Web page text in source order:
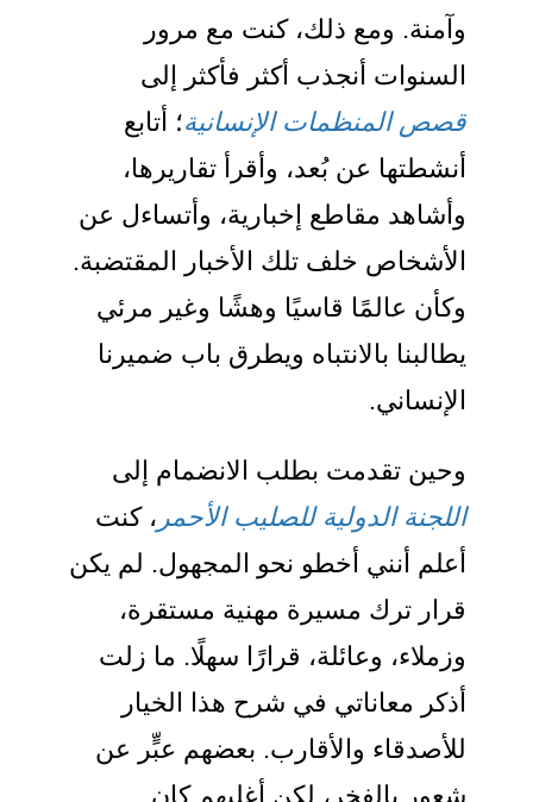
وآمنة. ومع ذلك، كنت مع مرور
السنوات أنجذب أكثر فأكثر إلى
قصص المنظمات الإنسانية؛ أتابع
أنشطتها عن بُعد، وأقرأ تقاريرها،
وأشاهد مقاطع إخبارية، وأتساءل عن
الأشخاص خلف تلك الأخبار المقتضبة.
وكأن عالمًا قاسيًا وهشًا وغير مرئي
يطالبنا بالانتباه ويطرق باب ضميرنا
الإنساني.
وحين تقدمت بطلب الانضمام إلى
اللجنة الدولية للصليب الأحمر ، كنت
أعلم أنني أخطو نحو المجهول. لم يكن
قرار ترك مسيرة مهنية مستقرة،
وزملاء، وعائلة، قرارًا سهلًا. ما زلت
أذكر معاناتي في شرح هذا الخيار
للأصدقاء والأقارب. بعضهم عبٍّر عن
شعور بالفخر، لكن أغلبهم كان